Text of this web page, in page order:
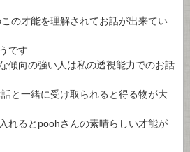
の才能を理解されてお話が出来てい
です
傾向の強い人は私の透視能力でのお話
と一緒に受け取られると得る物が大
れるとpoohさんの素晴らしい才能が